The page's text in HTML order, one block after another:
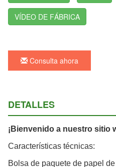
VÍDEO DE FÁBRICA
Consulta ahora
DETALLES
¡Bienvenido a nuestro sitio
Características técnicas:
Bolsa de paquete de papel